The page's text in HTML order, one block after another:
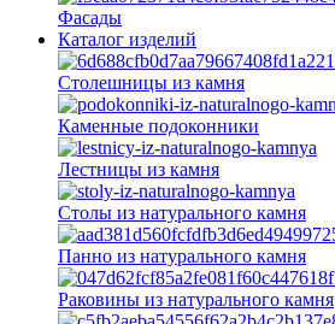
Фасады
Каталог изделий
Столешницы из камня
Каменные подоконники
Лестницы из камня
Столы из натурального камня
Панно из натурального камня
Раковины из натурального камня